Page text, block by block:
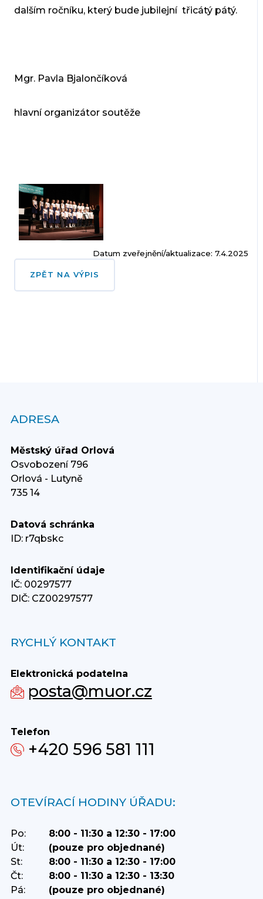
dalším ročníku, který bude jubilejní třicátý pátý.
Mgr. Pavla Bjalončíková
hlavní organizátor soutěže
Datum zveřejnění/aktualizace: 7.4.2025
ZPĚT NA VÝPIS
ADRESA
Městský úřad Orlová
Osvobození 796
Orlová - Lutyně
735 14
Datová schránka
ID: r7qbskc
Identifikační údaje
IČ: 00297577
DIČ: CZ00297577
RYCHLÝ KONTAKT
Elektronická podatelna
posta@muor.cz
Telefon
+420 596 581 111
OTEVÍRACÍ HODINY ÚŘADU:
Po:
8:00 - 11:30 a 12:30 - 17:00
Út:
(pouze pro objednané)
St:
8:00 - 11:30 a 12:30 - 17:00
Čt:
8:00 - 11:30 a 12:30 - 13:30
Pá:
(pouze pro objednané)